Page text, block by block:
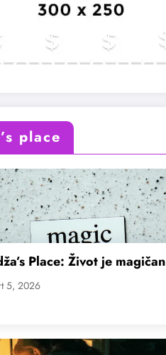
place
Place: Život je magičan
5, 2026